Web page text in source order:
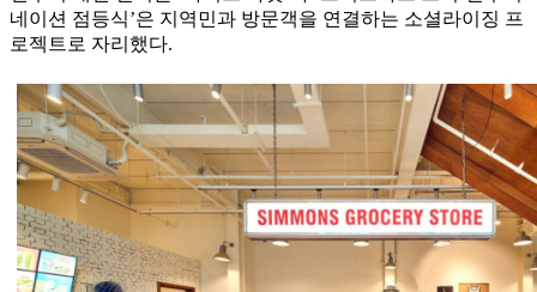
네이션 점등식’은 지역민과 방문객을 연결하는 소셜라이징 프
로젝트로 자리했다.